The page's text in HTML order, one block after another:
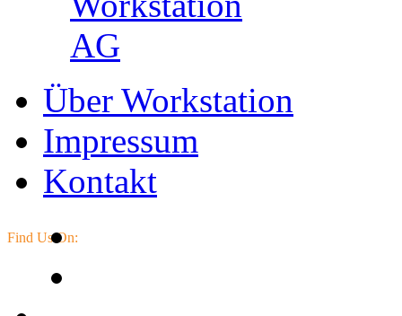
Über Workstation
Impressum
Kontakt
Find Us On: